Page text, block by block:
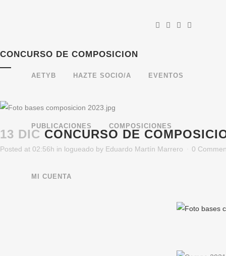
AETYB HAZTE SOCIO/A EVENTOS
PUBLICACIONES COMPOSICIONES
MI CUENTA
CONCURSO DE COMPOSICION
13 DIC CONCURSO DE
Posted at 02:56h in logueado by Eduardo Martín Marrero 0